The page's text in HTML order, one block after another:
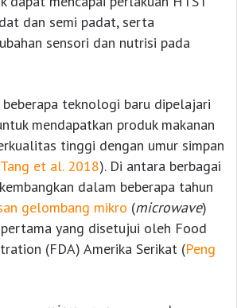
dan semi padat, serta
sensori dan nutrisi pada
beberapa teknologi baru dipelajari
mendapatkan produk makanan
tinggi dengan umur simpan
Tang et al. 2018). Di antara berbagai
dalam beberapa tahun
gelombang mikro (microwave)
yang disetujui oleh Food
(FDA) Amerika Serikat (Peng